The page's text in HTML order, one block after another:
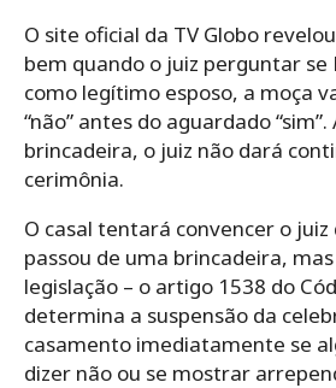
O site oficial da TV Globo
bem quando o juiz perguntar se
como legítimo esposo, a moça
“não” antes do aguardado
brincadeira, o juiz não dará
cerimônia.
O casal tentará convencer o
passou de uma brincadeira,
legislação – o artigo 1538 do
determina a suspensão da
casamento imediatamente se
dizer não ou se mostrar